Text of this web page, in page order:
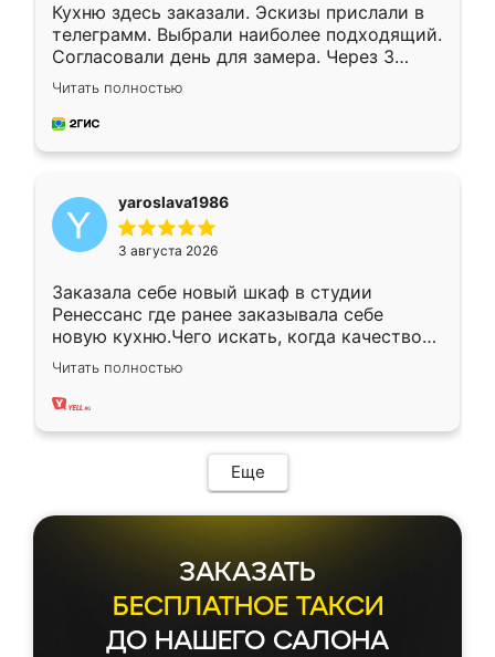
Кухню здесь заказали. Эскизы прислали в
телеграмм. Выбрали наиболее подходящий.
Согласовали день для замера. Через 3
недели кухня была уже готова. Остались
довольны работой. Спасибо Ренессанс
мебель за качественную работу!
Читать полностью
yaroslava1986
3 августа 2026
Заказала себе новый шкаф в студии
Ренессанс где ранее заказывала себе
новую кухню.Чего искать, когда качеством
вполне довольна. Служит кухня уже почти
два года, нареканий нет.
Читать полностью
Еще
ЗАКАЗАТЬ
БЕСПЛАТНОЕ ТАКСИ
ДО НАШЕГО САЛОНА